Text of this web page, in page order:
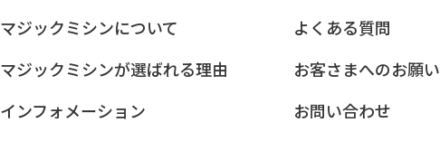
マジックミシンについて
マジックミシンが選ばれる理由
インフォメーション
よくある質問
お客さまへのお願い
お問い合わせ